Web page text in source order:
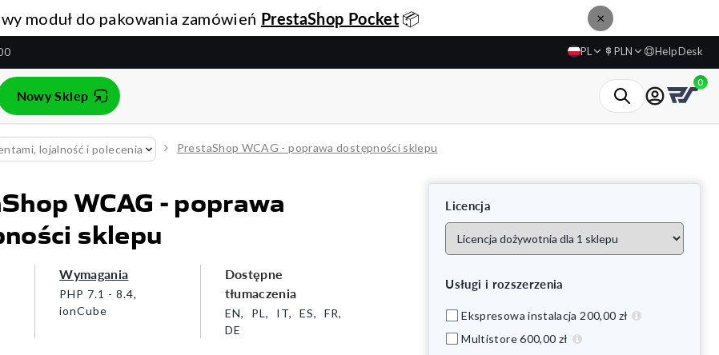
moduł do pakowania zamówień PrestaShop Pocket 📦 ×
PL PLN HelpDesk
Nowy Sklep
0
lojalność i polecenia PrestaShop WCAG - poprawa dostępności sklepu
WCAG - poprawa
sklepu
Wymagania
PHP 7.1 - 8.4,
ionCube
Dostępne
tłumaczenia
EN PL IT ES
FR
DE
Licencja
Usługi i rozszerzenia
Ekspresowa instalacja 200,00 zł
Multistore600,00 zł